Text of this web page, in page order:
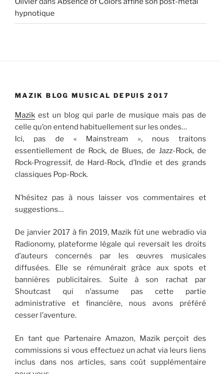
hypnotique
MAZIK BLOG MUSICAL DEPUIS 2017
Mazik est un blog qui parle de musique mais pas de
celle qu’on entend habituellement sur les ondes…
Ici, pas de « Mainstream », nous traitons
essentiellement de Rock, de Blues, de Jazz-Rock, de
Rock-Progressif, de Hard-Rock, d’Indie et des grands
classiques Pop-Rock.
N’hésitez pas à nous laisser vos commentaires et
suggestions…
De janvier 2017 à fin 2019, Mazik fût une webradio via
Radionomy, plateforme légale qui reversait les droits
d’auteurs concernés par les œuvres musicales
diffusées. Elle se rémunérait grâce aux spots et
bannières publicitaires. Suite à son rachat par
Shoutcast qui n’assume pas cette partie
administrative et financière, nous avons préféré
cesser l’aventure.
En tant que Partenaire Amazon, Mazik perçoit des
commissions si vous effectuez un achat via leurs liens
inclus dans nos articles, sans coût supplémentaire